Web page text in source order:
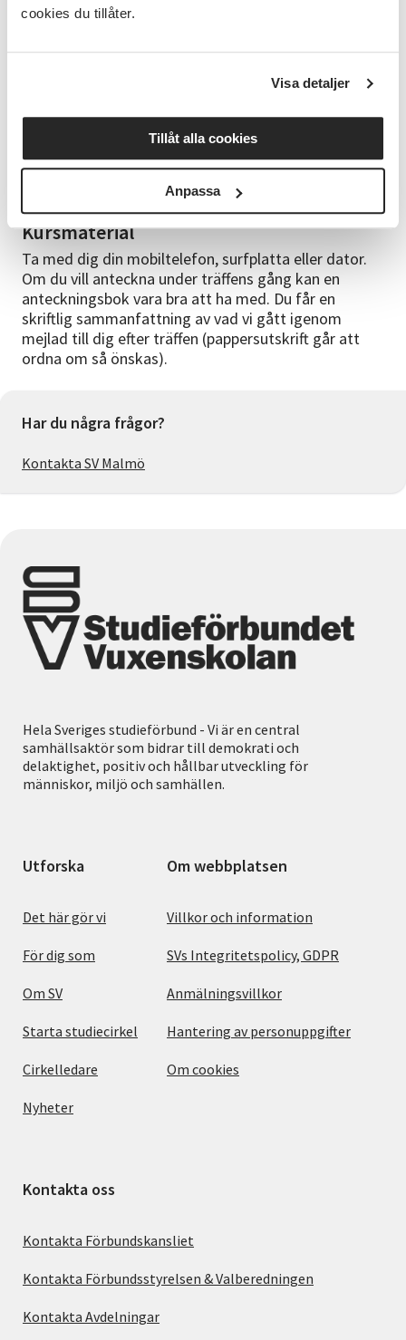
cookies du tillåter.
Visa detaljer
Tillåt alla cookies
Anpassa
Förkunskap
Kursledare
administratör och är utbildad inom kommunikation
Kursmaterial
Ta med dig din mobiltelefon, surfplatta eller dator.
Om du vill anteckna under träffens gång kan en
anteckningsbok vara bra att ha med. Du får en
skriftlig sammanfattning av vad vi gått igenom
mejlad till dig efter träffen (pappersutskrift går att
ordna om så önskas).
Har du några frågor?
Kontakta SV Malmö
Hela Sveriges studieförbund - Vi är en central
samhällsaktör som bidrar till demokrati och
delaktighet, positiv och hållbar utveckling för
människor, miljö och samhällen.
Utforska
Det här gör vi
För dig som
Om SV
Starta studiecirkel
Cirkelledare
Nyheter
Om webbplatsen
Villkor och information
SVs Integritetspolicy, GDPR
Anmälningsvillkor
Hantering av personuppgifter
Om cookies
Kontakta oss
Kontakta Förbundskansliet
Kontakta Förbundsstyrelsen & Valberedningen
Kontakta Avdelningar